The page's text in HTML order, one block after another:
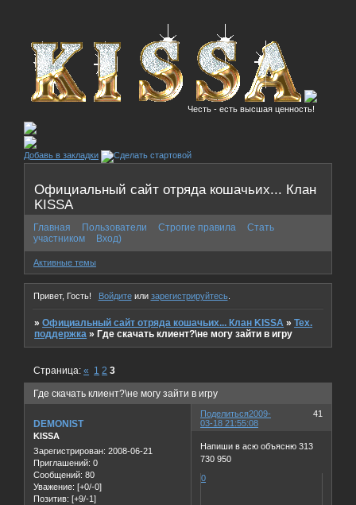
Честь - есть высшая ценность!
Добавь в закладки
Официальный сайт отряда кошачьих... Клан
KISSA
Главная Пользователи Строгие правила
Стать
участником
Вход)
Активные темы
Привет, Гость! Войдитеили зарегистрируйтесь.
»Официальный сайт отряда кошачьих... Клан KISSA »Тех.
поддержка »Где скачать клиент?\не могу зайти в игру
Где скачать клиент?\не могу зайти в игру
Страница:« 1 2 3
Поделиться 41
2009-
03-18 21:55:08
DEMONIST
KISSA
Зарегистрирован: 2008-06-21
Приглашений: 0
Сообщений: 80
Уважение: [+0/-0]
Позитив: [+9/-1]
Напиши в асю объясню 313
730 950
0